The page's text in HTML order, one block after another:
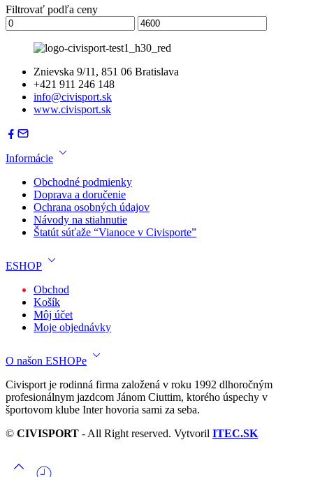
Filtrovať podľa ceny
Znievska 9/11, 851 06 Bratislava
+421 911 246 148
info@civisport.sk
www.civisport.sk
Informácie
Obchodné podmienky
Doprava a doručenie
Ochrana osobných údajov
Návody na stiahnutie
Štatút súťaže “Vianoce v Civisporte”
ESHOP
Obchod
Košík
Môj účet
Moje objednávky
O našon ESHOPe
Civisport je rodinná firma založená v roku 1992 dlhoročným
profesionálnym jazdcom Jánom Ciuttim, ktorého úspechy v
športovom klube Inter hovoria sami za seba.
© CIVISPORT - All Right reserved. Vytvoril ITEC.SK